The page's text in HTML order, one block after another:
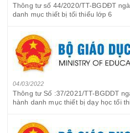
Thông tư số 44/2020/TT-BGDĐT
danh mục thiết bị tối thiểu lớp 6
04/03/2022
Thông tư Số :37/2021/TT-BGDDT
hành danh mục thiết bị dạy học tối